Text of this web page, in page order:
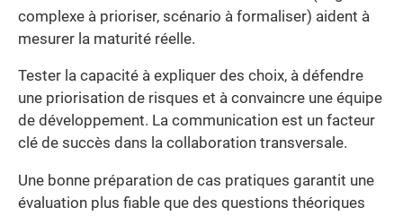
complexe à prioriser, scénario à formaliser) aident à
mesurer la maturité réelle.
Tester la capacité à expliquer des choix, à défendre
une priorisation de risques et à convaincre une équipe
de développement. La communication est un facteur
clé de succès dans la collaboration transversale.
Une bonne préparation de cas pratiques garantit une
évaluation plus fiable que des questions théoriques